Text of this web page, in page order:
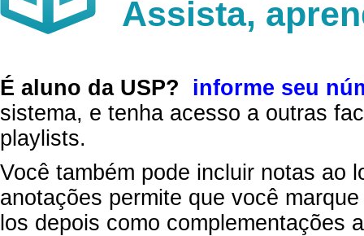
Assista,
É aluno da USP?
informe seu
sistema, e tenha acesso a outras
playlists.
Você também pode incluir notas ao
anotações permite que você
los depois como complementações